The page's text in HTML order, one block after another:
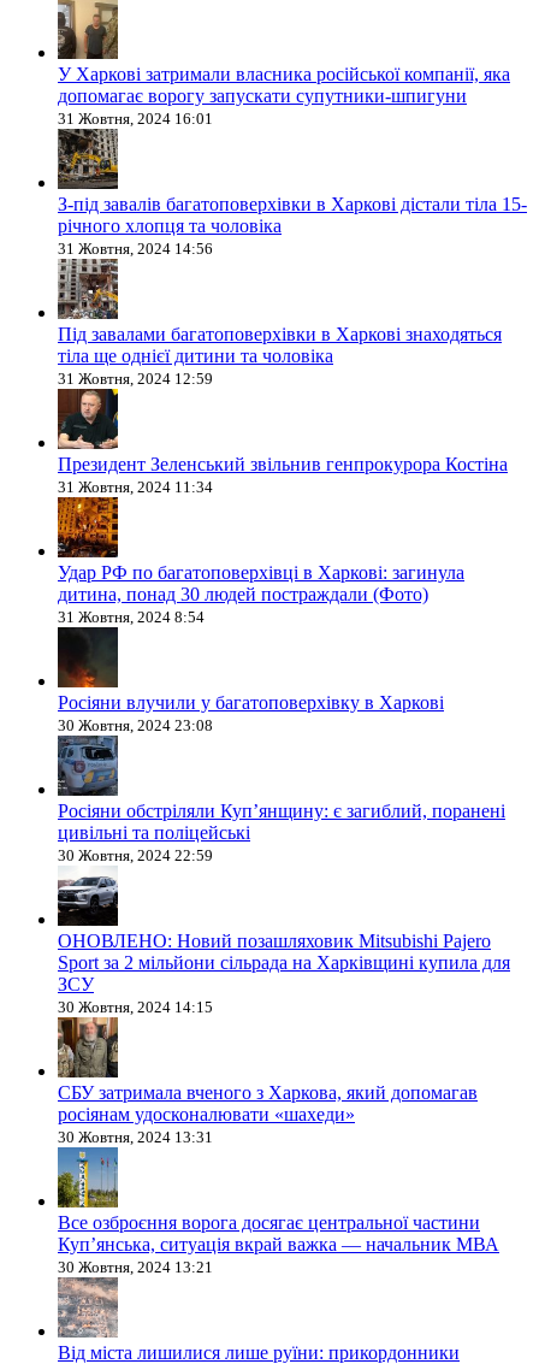
У Харкові затримали власника російської компанії, яка
допомагає ворогу запускати супутники-шпигуни
31 Жовтня, 2024 16:01
З-під завалів багатоповерхівки в Харкові дістали тіла 15-
річного хлопця та чоловіка
31 Жовтня, 2024 14:56
Під завалами багатоповерхівки в Харкові знаходяться
тіла ще однієї дитини та чоловіка
31 Жовтня, 2024 12:59
Президент Зеленський звільнив генпрокурора Костіна
31 Жовтня, 2024 11:34
Удар РФ по багатоповерхівці в Харкові: загинула
дитина, понад 30 людей постраждали (Фото)
31 Жовтня, 2024 8:54
Росіяни влучили у багатоповерхівку в Харкові
30 Жовтня, 2024 23:08
Росіяни обстріляли Купʼянщину: є загиблий, поранені
цивільні та поліцейські
30 Жовтня, 2024 22:59
ОНОВЛЕНО: Новий позашляховик Mitsubishi Pajero
Sport за 2 мільйони сільрада на Харківщині купила для
ЗСУ
30 Жовтня, 2024 14:15
СБУ затримала вченого з Харкова, який допомагав
росіянам удосконалювати «шахеди»
30 Жовтня, 2024 13:31
Все озброєння ворога досягає центральної частини
Куп’янська, ситуація вкрай важка — начальник МВА
30 Жовтня, 2024 13:21
Від міста лишилися лише руїни: прикордонники